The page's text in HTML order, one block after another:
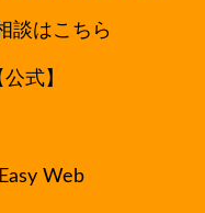
談はこちら
式】
Web